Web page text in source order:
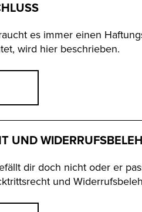
es immer einen
wird hier beschrieben.
UND
dir doch nicht oder er
und